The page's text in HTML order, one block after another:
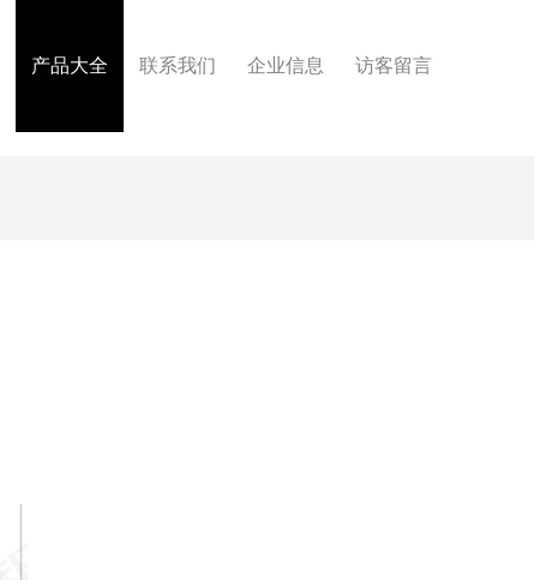
产品大全 联系我们 企业信息 访客留言